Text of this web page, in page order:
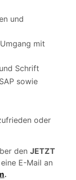
und
mit
Schrift
sowie
oder
den JETZT
E-Mail an
.